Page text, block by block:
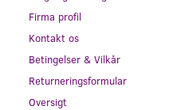
Firma profil
Kontakt os
Betingelser & Vilkår
Returneringsformular
Oversigt